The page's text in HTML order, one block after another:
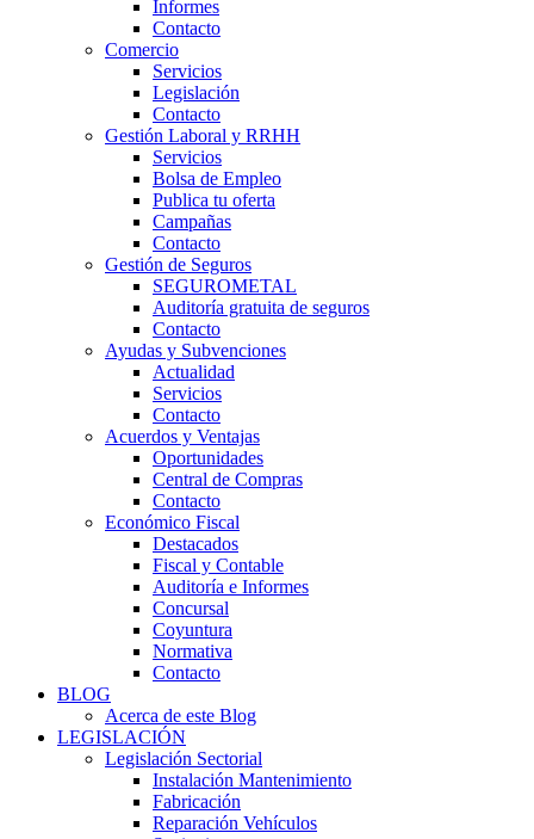
Informes
Contacto
Comercio
Servicios
Legislación
Contacto
Gestión Laboral y RRHH
Servicios
Bolsa de Empleo
Publica tu oferta
Campañas
Contacto
Gestión de Seguros
SEGUROMETAL
Auditoría gratuita de seguros
Contacto
Ayudas y Subvenciones
Actualidad
Servicios
Contacto
Acuerdos y Ventajas
Oportunidades
Central de Compras
Contacto
Económico Fiscal
Destacados
Fiscal y Contable
Auditoría e Informes
Concursal
Coyuntura
Normativa
Contacto
BLOG
Acerca de este Blog
LEGISLACIÓN
Legislación Sectorial
Instalación Mantenimiento
Fabricación
Reparación Vehículos